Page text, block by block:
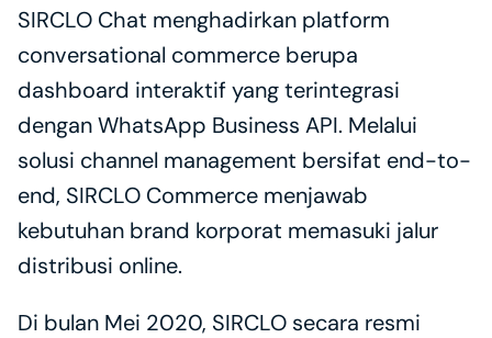
SIRCLO Chat menghadirkan platform
conversational commerce berupa
dashboard interaktif yang terintegrasi
dengan WhatsApp Business API. Melalui
solusi channel management bersifat end-to-
end, SIRCLO Commerce menjawab
kebutuhan brand korporat memasuki jalur
distribusi online.
Di bulan Mei 2020, SIRCLO secara resmi